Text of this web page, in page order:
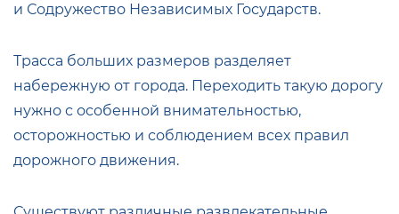
и Содружество Независимых Государств.
Трасса больших размеров разделяет
набережную от города. Переходить такую дорогу
нужно с особенной внимательностью,
осторожностью и соблюдением всех правил
дорожного движения.